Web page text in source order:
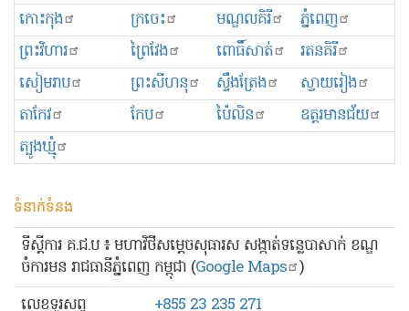
កោះកុង
ក្រចេះ មណ្ឌលគិរី
ភ្នំពេញ
ព្រះ​វិហារ
ព្រៃវែង ពោធិ៍សាត់
រតនគិរី
សៀមរាប
ព្រះសីហនុ ស្ទឹងត្រែង
ស្វាយរៀង
តាកែវ
កែប ប៉ៃលិន
ឧត្ដរមានជ័យ
ត្បូងឃ្មុំ
ទំនាក់ទំនង
ទីស្ដីការ គ.ជ.ប ៖ មហាវិថីសម្ដេចសុធារស សង្កាត់ទន្លេបាសាក់ ខណ្ឌ
ចំការមន រាជធានីភ្នំពេញ កម្ពុជា (Google Maps )
លេខ​ទូរសព្ទ
+855 23 235 271